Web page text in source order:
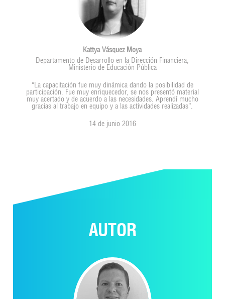
Kattya Vásquez Moya
Departamento de Desarrollo en la Dirección Financiera,
Ministerio de Educación Pública
“La capacitación fue muy dinámica dando la posibilidad de
participación. Fue muy enriquecedor, se nos presentó material
muy acertado y de acuerdo a las necesidades. Aprendí mucho
gracias al trabajo en equipo y a las actividades realizadas”.
14 de junio 2016
AUTOR